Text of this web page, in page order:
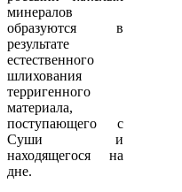
минералов
образуются в
результате
естественного
шлихования
терригенного
материала,
поступающего с
Суши и
находящегося на
дне.